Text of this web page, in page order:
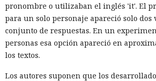
pronombre o utilizaban el inglés 'it'. El
para un solo personaje apareció solo dos
conjunto de respuestas. En un
personas esa opción apareció en
los textos.
Los autores suponen que los